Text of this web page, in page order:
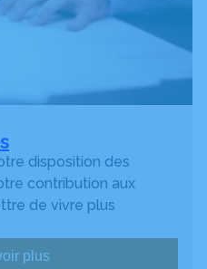
disposition des
contribution aux
de vivre plus
plus